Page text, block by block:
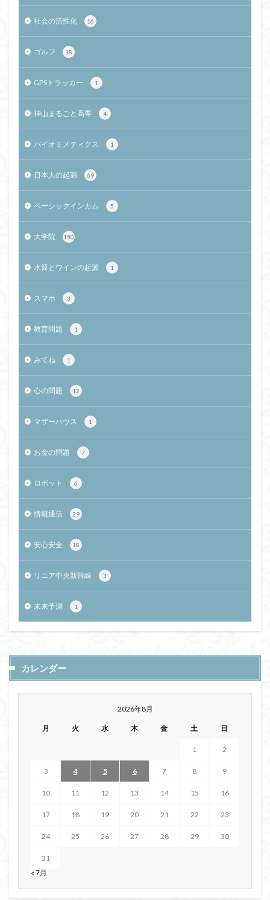
社会の活性化 16
ゴルフ 18
GPSトラッカー 1
神山まるごと高専 4
バイオミメティクス 1
日本人の起源 69
ベーシックインカム 5
大学院 150
水筒とワインの起源 1
スマホ 3
教育問題 1
みてね 1
心の問題 12
マザーハウス 1
お金の問題 7
ロボット 6
情報通信 29
安心安全 18
リニア中央新幹線 3
未来予測 1
カレンダー
2026年8月
月 火 水 木 金 土 日
1 2
3 4 5 6 7 8 9
10 11 12 13 14 15 16
17 18 19 20 21 22 23
24 25 26 27 28 29 30
31
« 7月